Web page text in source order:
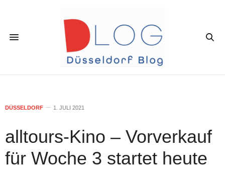
DÜSSELDORF 1. JULI 2021
alltours-Kino – Vorverkauf
für Woche 3 startet heute